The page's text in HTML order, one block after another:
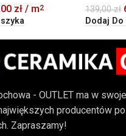
zł / m2 139,00zł
Dodaj
- OUTLET ma w
producentów
Zapraszamy!